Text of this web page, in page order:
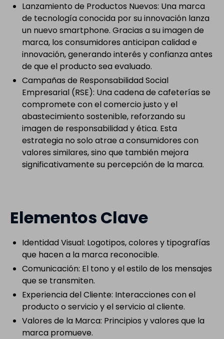
Lanzamiento de Productos Nuevos: Una marca
de tecnología conocida por su innovación lanza
un nuevo smartphone. Gracias a su imagen de
marca, los consumidores anticipan calidad e
innovación, generando interés y confianza antes
de que el producto sea evaluado.
Campañas de Responsabilidad Social
Empresarial (RSE): Una cadena de cafeterías se
compromete con el comercio justo y el
abastecimiento sostenible, reforzando su
imagen de responsabilidad y ética. Esta
estrategia no solo atrae a consumidores con
valores similares, sino que también mejora
significativamente su percepción de la marca.
Elementos Clave
Identidad Visual: Logotipos, colores y tipografías
que hacen a la marca reconocible.
Comunicación: El tono y el estilo de los mensajes
que se transmiten.
Experiencia del Cliente: Interacciones con el
producto o servicio y el servicio al cliente.
Valores de la Marca: Principios y valores que la
marca promueve.